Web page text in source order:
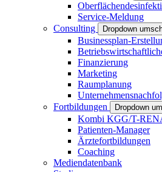
Service-Meldung
Consulting
Dropdown
Businessplan-
Finanzierung
Marketing
Raumplanung
Fortbildungen
Dropdown
Kombi KGG/T-
Patienten-Manager
Ärztefortbildungen
Coaching
Mediendatenbank